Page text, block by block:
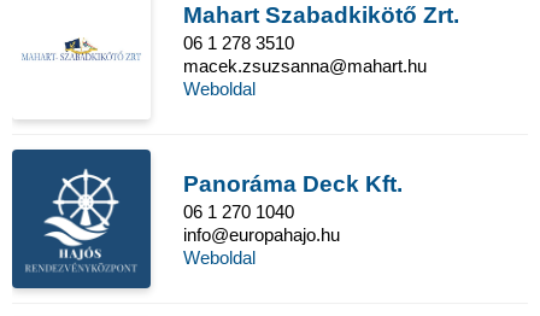
Mahart Szabadkikötő Zrt.
06 1 278 3510
macek.zsuzsanna@mahart.hu
Weboldal
Panoráma Deck Kft.
06 1 270 1040
info@europahajo.hu
Weboldal